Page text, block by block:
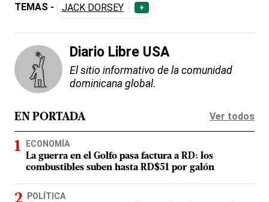
TEMAS - JACK DORSEY +
Diario Libre USA
El sitio informativo de la comunidad
dominicana global.
EN PORTADA Ver todos
ECONOMÍA
La guerra en el Golfo pasa factura a RD: los
combustibles suben hasta RD$51 por galón
POLÍTICA